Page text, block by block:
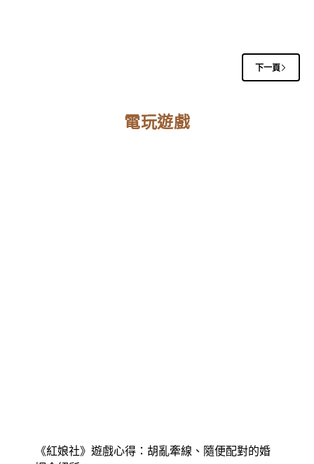
下一頁
電玩遊戲
《紅娘社》遊戲心得：胡亂牽線、隨便配對的婚